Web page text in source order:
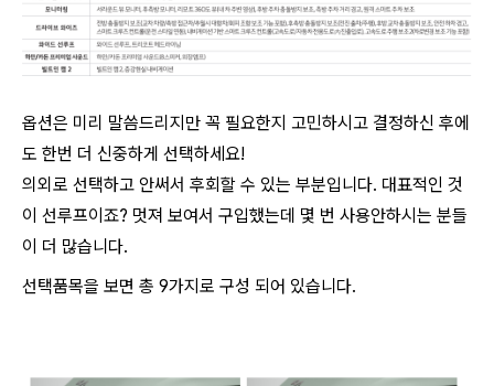
옵션은 미리 말씀드리지만 꼭 필요한지 고민하시고 결정하신 후에
도 한번 더 신중하게 선택하세요!
의외로 선택하고 안써서 후회할 수 있는 부분입니다. 대표적인 것
이 선루프이죠? 멋져 보여서 구입했는데 몇 번 사용안하시는 분들
이 더 많습니다.
선택품목을 보면 총 9가지로 구성 되어 있습니다.